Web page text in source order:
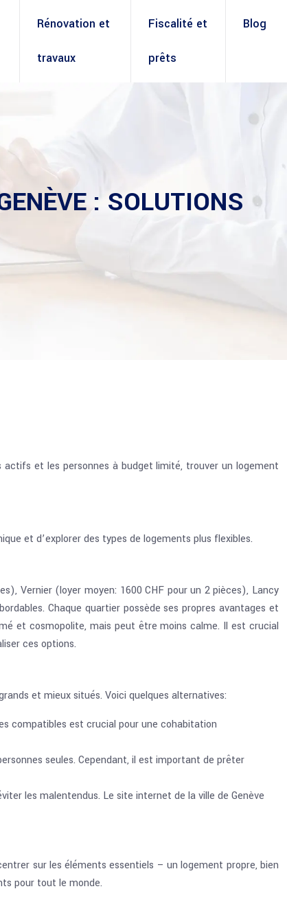
Rénovation et
travaux
Fiscalité et
prêts
Blog
: SOLUTIONS
et les personnes à budget limité, trouver un logement
et d’explorer des types de logements plus flexibles.
Vernier (loyer moyen: 1600 CHF pour un 2 pièces), Lancy
Chaque quartier possède ses propres avantages et
et cosmopolite, mais peut être moins calme. Il est crucial
ces options.
et mieux situés. Voici quelques alternatives:
compatibles est crucial pour une cohabitation
seules. Cependant, il est important de prêter
les malentendus. Le site internet de la ville de Genève
sur les éléments essentiels – un logement propre, bien
pour tout le monde.